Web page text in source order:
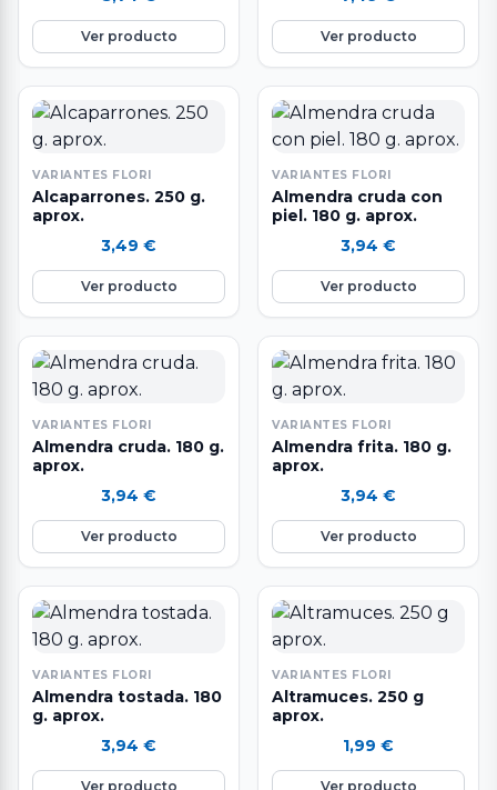
organismo.
Ver producto
comer, al estilo Italiano con
especias.
Ver producto
VARIANTES FLORI
Alcaparrones. 250 g.
aprox.
3,49 €
Ver producto
VARIANTES FLORI
Almendra cruda con
piel. 180 g. aprox.
3,94 €
Ver producto
VARIANTES FLORI
Almendra cruda. 180 g.
aprox.
3,94 €
Ver producto
VARIANTES FLORI
Almendra frita. 180 g.
aprox.
3,94 €
Ver producto
VARIANTES FLORI
Almendra tostada. 180
g. aprox.
3,94 €
Ver producto
VARIANTES FLORI
Altramuces. 250 g
aprox.
1,99 €
Ver producto